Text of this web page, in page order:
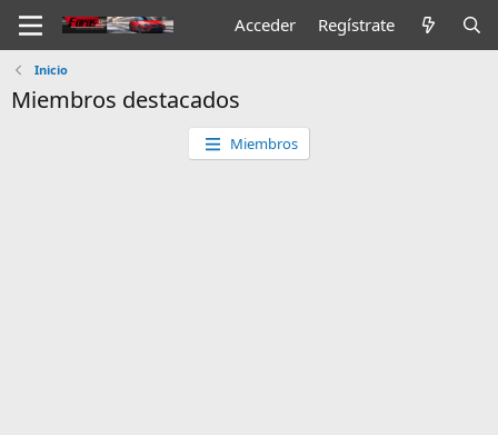
Acceder Regístrate
Inicio
Miembros destacados
Miembros